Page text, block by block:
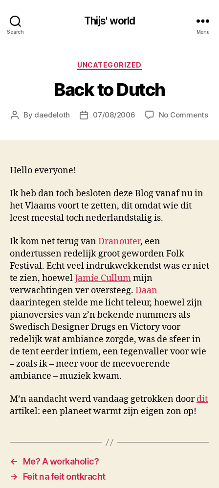
Search
Thijs' world
Menu
Categories
UNCATEGORIZED
Back to Dutch
Post
By daedeloth
Post07/08/2006 No Commentson
Hello everyone!
Ik heb dan toch besloten deze Blog vanaf nu in
het Vlaams voort te zetten, dit omdat wie dit
leest meestal toch nederlandstalig is.
Ik kom net terug vanDranouter, een
ondertussen redelijk groot geworden Folk
Festival. Echt veel indrukwekkendst was er niet
te zien, hoewelJamie Cullummijn
verwachtingen ver oversteeg. Daan
daarintegen stelde me licht teleur, hoewel zijn
pianoversies van z’n bekende nummers als
Swedisch Designer Drugs en Victory voor
redelijk wat ambiance zorgde, was de sfeer in
de tent eerder intiem, een tegenvaller voor wie
– zoals ik – meer voor de meevoerende
ambiance – muziek kwam.
M’n aandacht werd vandaag getrokken doordit
artikel: een planeet warmt zijn eigen zon op!
←
Me? A workaholic?
→
Feit na feit ontkracht